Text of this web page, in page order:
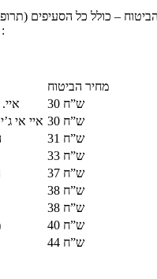
– כולל כל הסעיפים
וכיסוי עבור השתלות בחו”ל) :
מחיר הביטוח
30 ש”ח
איי אי
30 ש”ח
31 ש”ח
33 ש”ח
37 ש”ח
38 ש”ח
38 ש”ח
40 ש”ח
44 ש”ח